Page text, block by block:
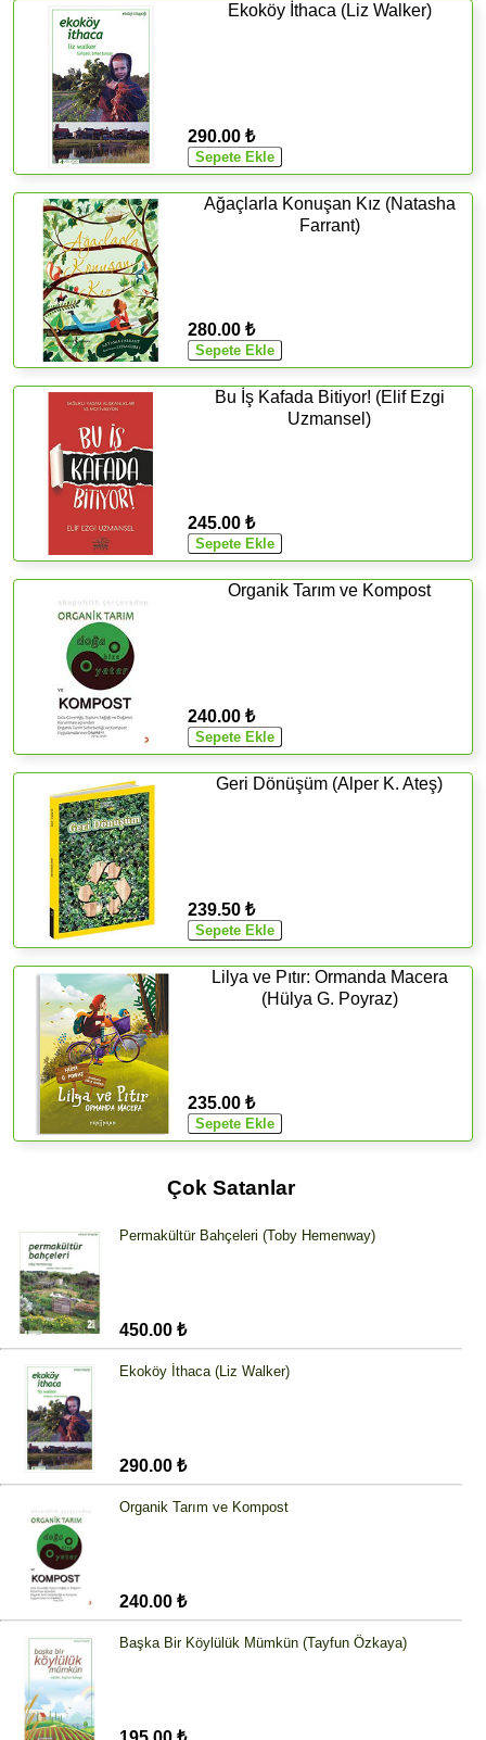
Ekoköy İthaca (Liz Walker)
290.00 ₺
Ağaçlarla Konuşan Kız (Natasha
Farrant)
280.00 ₺
Bu İş Kafada Bitiyor! (Elif Ezgi
Uzmansel)
245.00 ₺
Organik Tarım ve Kompost
240.00 ₺
Geri Dönüşüm (Alper K. Ateş)
239.50 ₺
Lilya ve Pıtır: Ormanda Macera
(Hülya G. Poyraz)
235.00 ₺
Çok Satanlar
Permakültür Bahçeleri (Toby Hemenway)
450.00 ₺
Ekoköy İthaca (Liz Walker)
290.00 ₺
Organik Tarım ve Kompost
240.00 ₺
Başka Bir Köylülük Mümkün (Tayfun Özkaya)